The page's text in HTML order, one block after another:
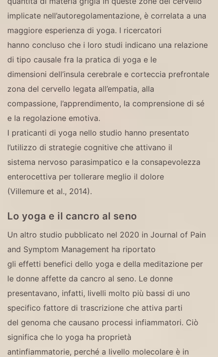
implicate nell’autoregolamentazione, è correlata a una
maggiore esperienza di yoga. I ricercatori
hanno concluso che i loro studi indicano una relazione
di tipo causale fra la pratica di yoga e le
dimensioni dell’insula cerebrale e corteccia prefrontale
zona del cervello legata all’empatia, alla
compassione, l’apprendimento, la comprensione di sé
e la regolazione emotiva.
I praticanti di yoga nello studio hanno presentato
l’utilizzo di strategie cognitive che attivano il
sistema nervoso parasimpatico e la consapevolezza
enterocettiva per tollerare meglio il dolore
(Villemure et al., 2014).
Lo yoga e il cancro al seno
Un altro studio pubblicato nel 2020 in Journal of Pain
and Symptom Management ha riportato
gli effetti benefici dello yoga e della meditazione per
le donne affette da cancro al seno. Le donne
presentavano, infatti, livelli molto più bassi di uno
specifico fattore di trascrizione che attiva parti
del genoma che causano processi infiammatori. Ciò
significa che lo yoga ha proprietà
antinfiammatorie, perché a livello molecolare è in